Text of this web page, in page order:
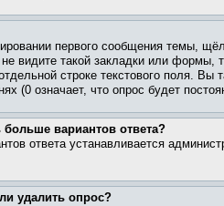
первого сообщения темы,
видите такой закладки или
строке текстового поля.
(0 означает, что опрос будет
вариантов ответа?
ответа устанавливается
удалить опрос?